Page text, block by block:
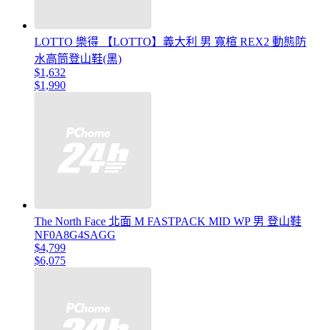
LOTTO 樂得 【LOTTO】義大利 男 寬楦 REX2 動態防
水高筒登山鞋(黑)
$1,632
$1,990
The North Face 北面 M FASTPACK MID WP 男 登山鞋
NF0A8G4SAGG
$4,799
$6,075